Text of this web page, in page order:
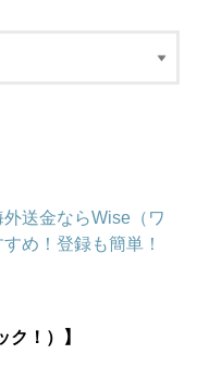
送金ならWise（ワ
め！登録も簡単！
ク！）】